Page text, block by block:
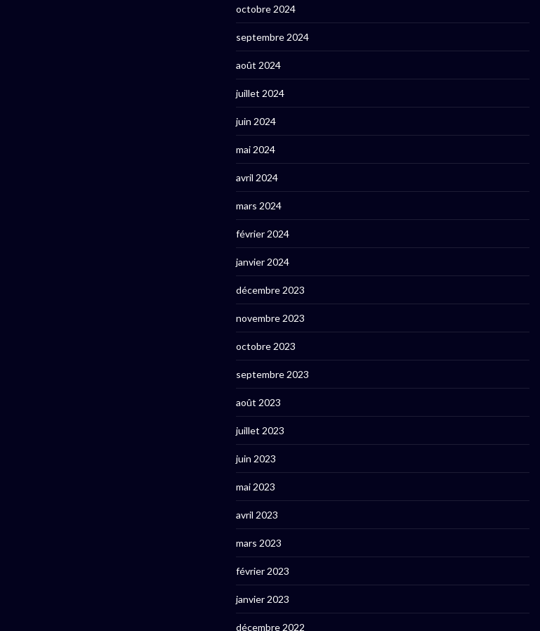
octobre 2024
septembre 2024
août 2024
juillet 2024
juin 2024
mai 2024
avril 2024
mars 2024
février 2024
janvier 2024
décembre 2023
novembre 2023
octobre 2023
septembre 2023
août 2023
juillet 2023
juin 2023
mai 2023
avril 2023
mars 2023
février 2023
janvier 2023
décembre 2022